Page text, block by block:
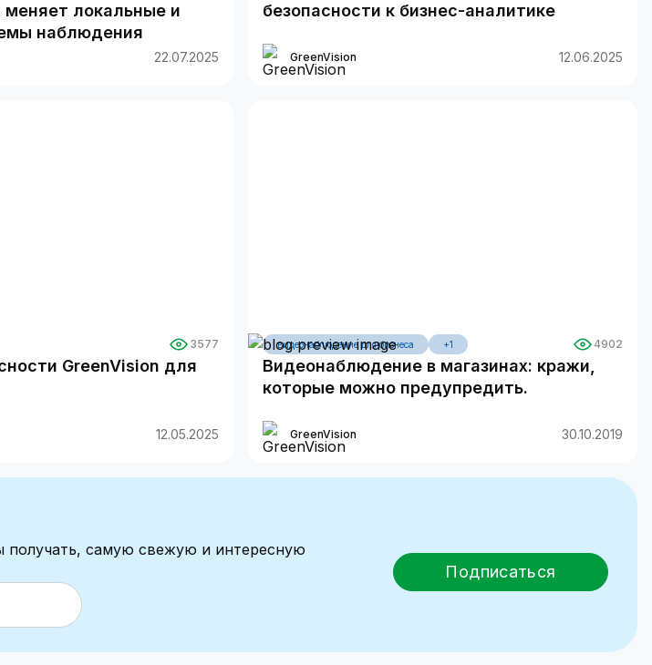
меняет локальные и
наблюдения
22.07.2025
безопасности к бизнес-аналитике
GreenVision 12.06.2025
3577
GreenVision для
12.05.2025
видеонаблюдение для бизнеса +1 4902
Видеонаблюдение в магазинах: кражи,
которые можно предупредить.
GreenVision 30.10.2019
получать, самую свежую и интересную
Подписаться